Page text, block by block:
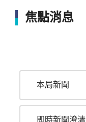
焦點消息
本局新聞
即時新聞澄清